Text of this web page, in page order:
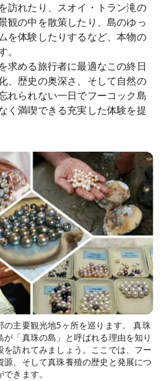
訪れたり、スオイ・トラン滝の
観の中を散策したり、島のゆっ
を体験したりするなど、本物の
求める旅行者に最適なこの終日
、歴史の奥深さ、そして自然の
れられない一日でフーコック島
く満喫できる充実した体験を提
の主要観光地5ヶ所を巡ります。 真珠
「真珠の島」と呼ばれる理由を知り
を訪れてみましょう。ここでは、フー
源、そして真珠養殖の歴史と発展につ
きます。